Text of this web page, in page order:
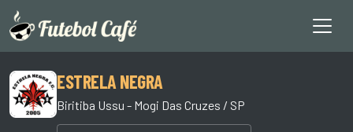
ESTRELA NEGRA
Biritiba Ussu - Mogi Das Cruzes / SP